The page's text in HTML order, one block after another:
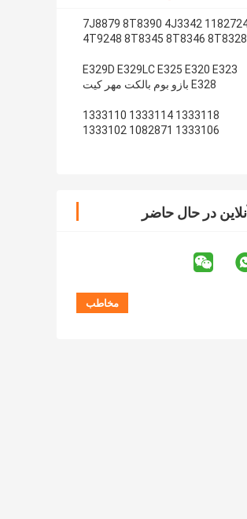
1182724 7J8879 8T8390 4J3342
4T9248 8T8345 8T8346 8T8328
E329D E329LC E325 E320 E323
E328 بازو بوم بالکت مهر کیت
1333118 1333114 1333110
1333106 1082871 1333102